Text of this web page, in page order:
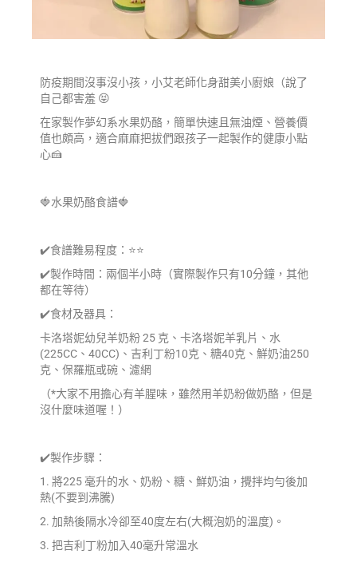
防疫期間沒事沒小孩，小艾老師化身甜美小廚娘（說了
自己都害羞 😝
在家製作夢幻系水果奶酪，簡單快速且無油煙、營養價
值也頗高，適合麻麻把拔們跟孩子一起製作的健康小點
心🍰
🍓水果奶酪食譜🍓
✔️食譜難易程度：⭐️⭐️
✔️製作時間：兩個半小時（實際製作只有10分鐘，其他
都在等待）
✔️食材及器具：
卡洛塔妮幼兒羊奶粉 25 克、卡洛塔妮羊乳片、水
(225CC、40CC)、吉利丁粉10克、糖40克、鮮奶油250
克、保羅瓶或碗、濾網
（*大家不用擔心有羊腥味，雖然用羊奶粉做奶酪，但是
沒什麼味道喔！）
✔️製作步驟：
1. 將225 毫升的水、奶粉、糖、鮮奶油，攪拌均勻後加
熱(不要到沸騰)
2. 加熱後隔水冷卻至40度左右(大概泡奶的溫度)。
3. 把吉利丁粉加入40毫升常溫水